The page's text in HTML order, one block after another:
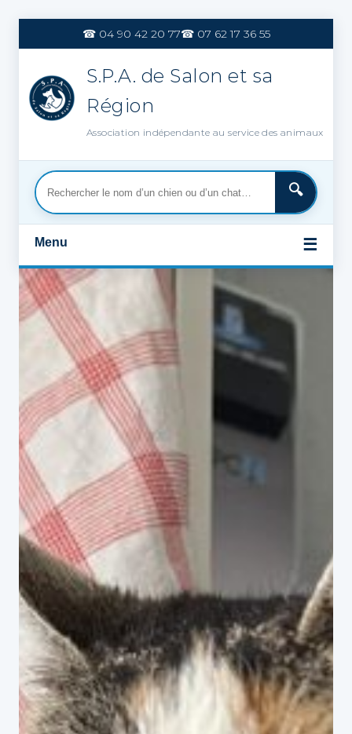
contenu
☎ 04 90 42 20 77☎ 07 62 17 36 55
S.P.A. de Salon et sa
Région
Association indépendante au service des animaux
Menu ☰